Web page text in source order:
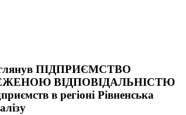
ПІДПРИЄМСТВО
ВІДПОВІДАЛЬНІСТЮ
в регіоні Рівненська